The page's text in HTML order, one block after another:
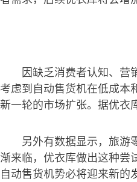
因缺乏消费者认知、营
考虑到自动售货机在低成
新一轮的市场扩张。据优衣
另外有数据显示，旅游
渐来临，优衣库做出这种尝
自动售货机势必将迎来新的